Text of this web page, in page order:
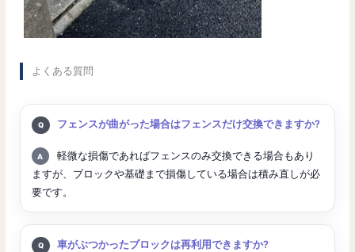
よくある質問
質問:
フェンスが曲がった場合はフェンスだけ交換できますか?
回答:
軽微な損傷であればフェンスのみ交換できる場合もあり
ますが、ブロックや基礎まで損傷している場合は積み直しが必
要です。
質問:
車がぶつかったブロックは再利用できますか?